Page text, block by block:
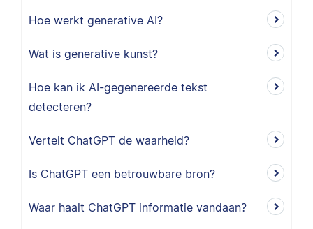
Hoe werkt generative AI?
Wat is generative kunst?
Hoe kan ik AI-gegenereerde tekst
detecteren?
Vertelt ChatGPT de waarheid?
Is ChatGPT een betrouwbare bron?
Waar haalt ChatGPT informatie vandaan?